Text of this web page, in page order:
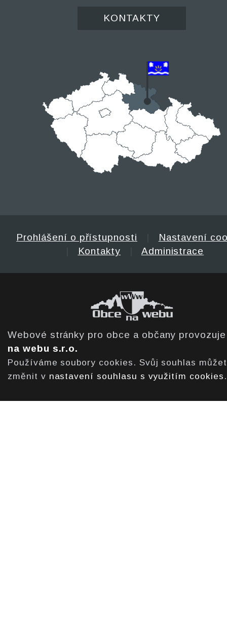
KONTAKTY
Prohlášení o přístupnosti
Nastavení
Kontakty Administrace
Webové stránky pro obce a občany
na webu s.r.o.
Používáme soubory cookies. Svůj souhlas
změnit v nastavení souhlasu s využitím cookies .